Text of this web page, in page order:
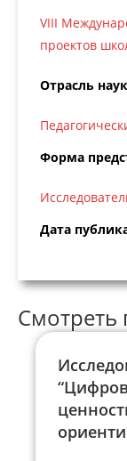
VIII
проектов
Отрасль наук
Форма
Дата
Смотреть